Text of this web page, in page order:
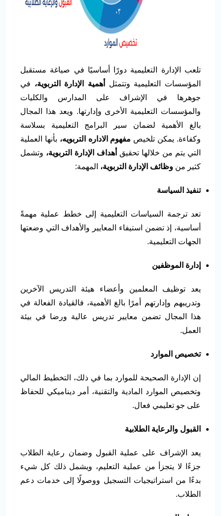
تلعب الإدارة التعليمية دورًا أساسيًا في صياغة مستقبل
المؤسسات التعليمية وتتمثل
أهمية الإدارة التربوية، في
جوهرها في الإشراف على المدارس والكليات
والمؤسسات التعليمية الأخرى وإدارتها. ويعد هذا المجال
بالغ الأهمية لضمان سير البرامج التعليمية بسلاسة
وكفاءة. يمكن تلخيص مفهوم الاداره التربويه، بأنها العملية
التي يتم من خلالها تحقيق أهداف الإدارة التربوية، وتشمل
كثير من وظائف الإدارة التربوية، المهمة:
تنفيذ السياسة
تعد ترجمة السياسات التعليمية إلى خطط عملية مهمةً
أساسية، إذ تضمن استيفاء المعايير والأهداف التي وضعتها
الجهات التعليمية.
إدارة الموظفين
يعد توظيف المعلمين وأعضاء هيئة التدريس الآخرين
وتدريبهم وإدارتهم أمرًا بالغ الأهمية، فالقيادة الفعالة في
هذا المجال تضمن معايير تدريس عالية ورضا في بيئة
العمل.
تخصيص الموارد
إن الإدارة الصحيحة للموارد بما في ذلك، التخطيط المالي
وتخصيص الموارد المادية والتقنية، أمر ديناميكي للحفاظ
على جو تعليمي فعال.
القبول والرعاية الطلابية
يعد الإشراف على عملية القبول وضمان رعاية الطلاب
جزءًا لا يتجزأ من عملية التعليم، ويشمل ذلك كل شيء
بدءًا من استراتيجيات التسجيل ووصولًا إلى خدمات دعم
الطلاب.